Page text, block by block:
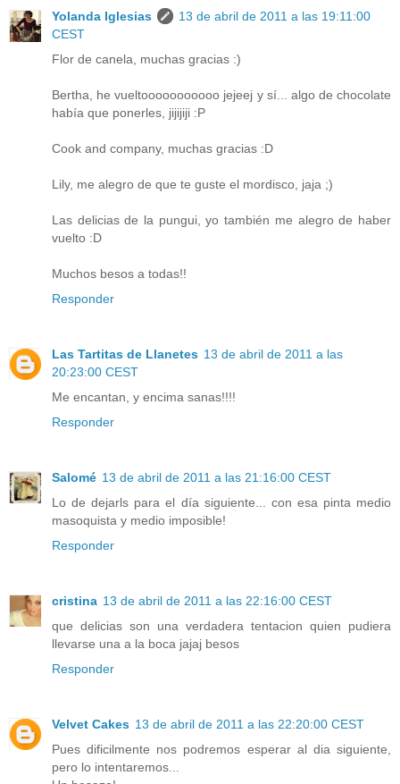
Yolanda Iglesias
13 de abril de 2011 a las 19:11:00
CEST
Flor de canela, muchas gracias :)
Bertha, he vueltooooooooooo jejeej y sí... algo de chocolate
había que ponerles, jijijiji :P
Cook and company, muchas gracias :D
Lily, me alegro de que te guste el mordisco, jaja ;)
Las delicias de la pungui, yo también me alegro de haber
vuelto :D
Muchos besos a todas!!
Responder
Las Tartitas de Llanetes 13 de abril de 2011 a las
20:23:00 CEST
Me encantan, y encima sanas!!!!
Responder
Salomé 13 de abril de 2011 a las 21:16:00 CEST
Lo de dejarls para el día siguiente... con esa pinta medio
masoquista y medio imposible!
Responder
cristina 13 de abril de 2011 a las 22:16:00 CEST
que delicias son una verdadera tentacion quien pudiera
llevarse una a la boca jajaj besos
Responder
Velvet Cakes 13 de abril de 2011 a las 22:20:00 CEST
Pues dificilmente nos podremos esperar al dia siguiente,
pero lo intentaremos...